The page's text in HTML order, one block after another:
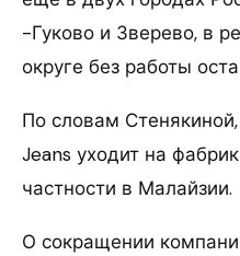
-Гуково и Зверево, в
округе без работы
По словам
Jeans уходит на
частности в Малайзии.
О сокращении